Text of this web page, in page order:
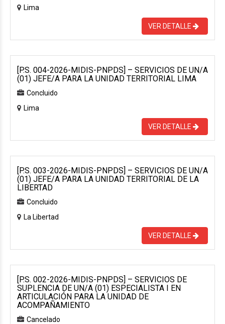
Lima
VER DETALLE
[P.S. 004-2026-MIDIS-PNPDS] – SERVICIOS DE UN/A
(01) JEFE/A PARA LA UNIDAD TERRITORIAL LIMA
Concluido
Lima
VER DETALLE
[P.S. 003-2026-MIDIS-PNPDS] – SERVICIOS DE UN/A
(01) JEFE/A PARA LA UNIDAD TERRITORIAL DE LA
LIBERTAD
Concluido
La Libertad
VER DETALLE
[P.S. 002-2026-MIDIS-PNPDS] – SERVICIOS DE
SUPLENCIA DE UN/A (01) ESPECIALISTA I EN
ARTICULACIÓN PARA LA UNIDAD DE
ACOMPAÑAMIENTO
Cancelado